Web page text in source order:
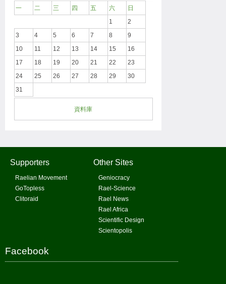
一 二 三 四 五 六
日
1
2
3
4 5 6 7 8
9
10
11 12 13 14 15
16
17
18 19 20 21 22
23
24
25 26 27 28 29
30
31
資料庫
Supporters
Raelian Movement
GoTopless
Clitoraid
Other Sites
Geniocracy
Rael-Science
Rael News
Rael Africa
Scientific Design
Scientopolis
Facebook